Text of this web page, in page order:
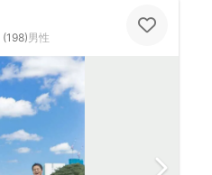
(198)男性